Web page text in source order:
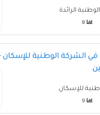
الرائدة
للإسكان